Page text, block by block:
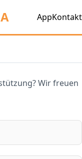
AppKontakt
Wir freuen